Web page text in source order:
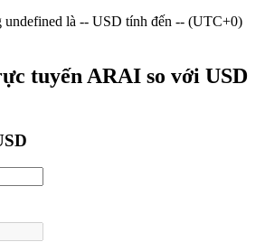
là -- USD tính đến -- (UTC+0)
tuyến ARAI so với USD